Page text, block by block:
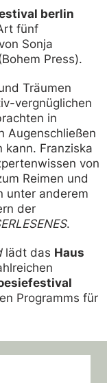
berlin
fünf
Sonja
Press).
Träumen
vergnüglichen
in
Augenschließen
kann. Franziska
von
Reimen und
unter anderem
der
.
lädt das Haus
Programms für